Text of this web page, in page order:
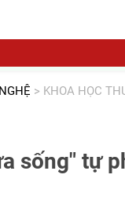
> KHOA HỌC
sống" tự